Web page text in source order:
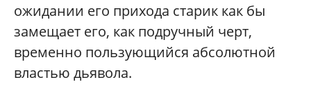
ожидании его прихода старик как бы
замещает его, как подручный черт,
временно пользующийся абсолютной
властью дьявола.